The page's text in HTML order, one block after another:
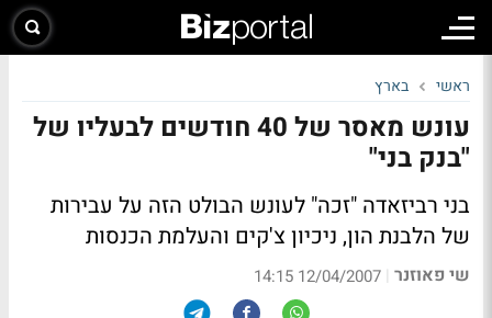
ראשי בארץ
עונש מאסר של 40 חודשים לבעליו של
"בנק בני"
בני רביזאדה "זכה" לעונש הבולט הזה על עבירות
של הלבנת הון, ניכיון צ'קים והעלמת הכנסות
שי פאוזנר |
12/04/2007 14:15